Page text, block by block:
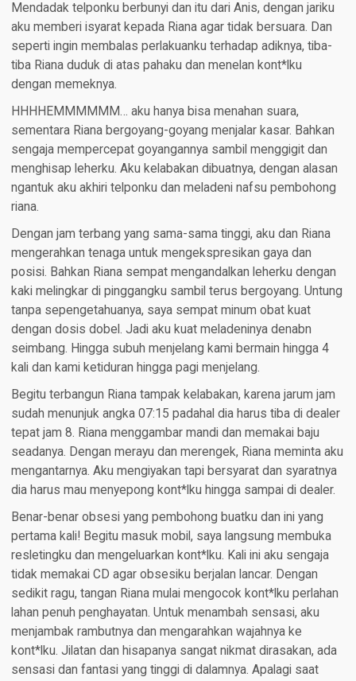
Mendadak telponku berbunyi dan itu dari Anis, dengan jariku
aku memberi isyarat kepada Riana agar tidak bersuara. Dan
seperti ingin membalas perlakuanku terhadap adiknya, tiba-
tiba Riana duduk di atas pahaku dan menelan kont*lku
dengan memeknya.
HHHHEMMMMMM… aku hanya bisa menahan suara,
sementara Riana bergoyang-goyang menjalar kasar. Bahkan
sengaja mempercepat goyangannya sambil menggigit dan
menghisap leherku. Aku kelabakan dibuatnya, dengan alasan
ngantuk aku akhiri telponku dan meladeni nafsu pembohong
riana.
Dengan jam terbang yang sama-sama tinggi, aku dan Riana
mengerahkan tenaga untuk mengekspresikan gaya dan
posisi. Bahkan Riana sempat mengandalkan leherku dengan
kaki melingkar di pinggangku sambil terus bergoyang. Untung
tanpa sepengetahuanya, saya sempat minum obat kuat
dengan dosis dobel. Jadi aku kuat meladeninya denabn
seimbang. Hingga subuh menjelang kami bermain hingga 4
kali dan kami ketiduran hingga pagi menjelang.
Begitu terbangun Riana tampak kelabakan, karena jarum jam
sudah menunjuk angka 07:15 padahal dia harus tiba di dealer
tepat jam 8. Riana menggambar mandi dan memakai baju
seadanya. Dengan merayu dan merengek, Riana meminta aku
mengantarnya. Aku mengiyakan tapi bersyarat dan syaratnya
dia harus mau menyepong kont*lku hingga sampai di dealer.
Benar-benar obsesi yang pembohong buatku dan ini yang
pertama kali! Begitu masuk mobil, saya langsung membuka
resletingku dan mengeluarkan kont*lku. Kali ini aku sengaja
tidak memakai CD agar obsesiku berjalan lancar. Dengan
sedikit ragu, tangan Riana mulai mengocok kont*lku perlahan
lahan penuh penghayatan. Untuk menambah sensasi, aku
menjambak rambutnya dan mengarahkan wajahnya ke
kont*lku. Jilatan dan hisapanya sangat nikmat dirasakan, ada
sensasi dan fantasi yang tinggi di dalamnya. Apalagi saat